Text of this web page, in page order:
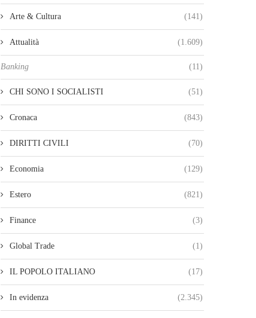
Arte & Cultura (141)
Attualità (1.609)
Banking (11)
CHI SONO I SOCIALISTI (51)
Cronaca (843)
DIRITTI CIVILI (70)
Economia (129)
Estero (821)
Finance (3)
Global Trade (1)
IL POPOLO ITALIANO (17)
In evidenza (2.345)